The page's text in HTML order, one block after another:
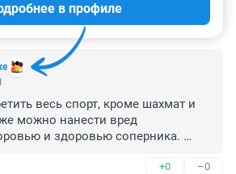
258
в профиле
весь спорт, кроме шахмат и
можно нанести вред
и здоровью соперника.
+0 –0